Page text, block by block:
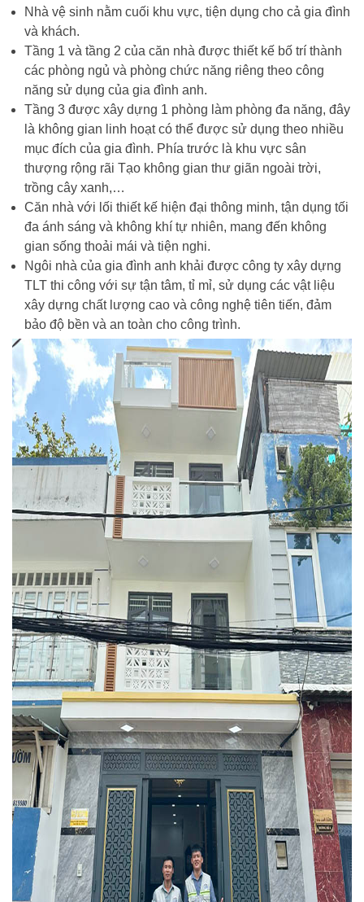
Nhà vệ sinh nằm cuối khu vực, tiện dụng cho cả gia đình
và khách.
Tầng 1 và tầng 2 của căn nhà được thiết kế bố trí thành
các phòng ngủ và phòng chức năng riêng theo công
năng sử dụng của gia đình anh.
Tầng 3 được xây dựng 1 phòng làm phòng đa năng, đây
là không gian linh hoạt có thể được sử dụng theo nhiều
mục đích của gia đình. Phía trước là khu vực sân
thượng rộng rãi Tạo không gian thư giãn ngoài trời,
trồng cây xanh,…
Căn nhà với lối thiết kế hiện đại thông minh, tận dụng tối
đa ánh sáng và không khí tự nhiên, mang đến không
gian sống thoải mái và tiện nghi.
Ngôi nhà của gia đình anh khải được công ty xây dựng
TLT thi công với sự tận tâm, tỉ mỉ, sử dụng các vật liệu
xây dựng chất lượng cao và công nghệ tiên tiến, đảm
bảo độ bền và an toàn cho công trình.